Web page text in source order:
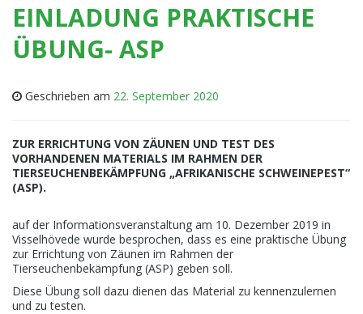
EINLADUNG PRAKTISCHE
ÜBUNG- ASP
Geschrieben am 22. September 2020
ZUR ERRICHTUNG VON ZÄUNEN UND TEST DES
VORHANDENEN MATERIALS IM RAHMEN DER
TIERSEUCHENBEKÄMPFUNG „AFRIKANISCHE SCHWEINEPEST“
(ASP).
auf der Informationsveranstaltung am 10. Dezember 2019 in
Visselhövede wurde besprochen, dass es eine praktische Übung
zur Errichtung von Zäunen im Rahmen der
Tierseuchenbekämpfung (ASP) geben soll.
Diese Übung soll dazu dienen das Material zu kennenzulernen
und zu testen.